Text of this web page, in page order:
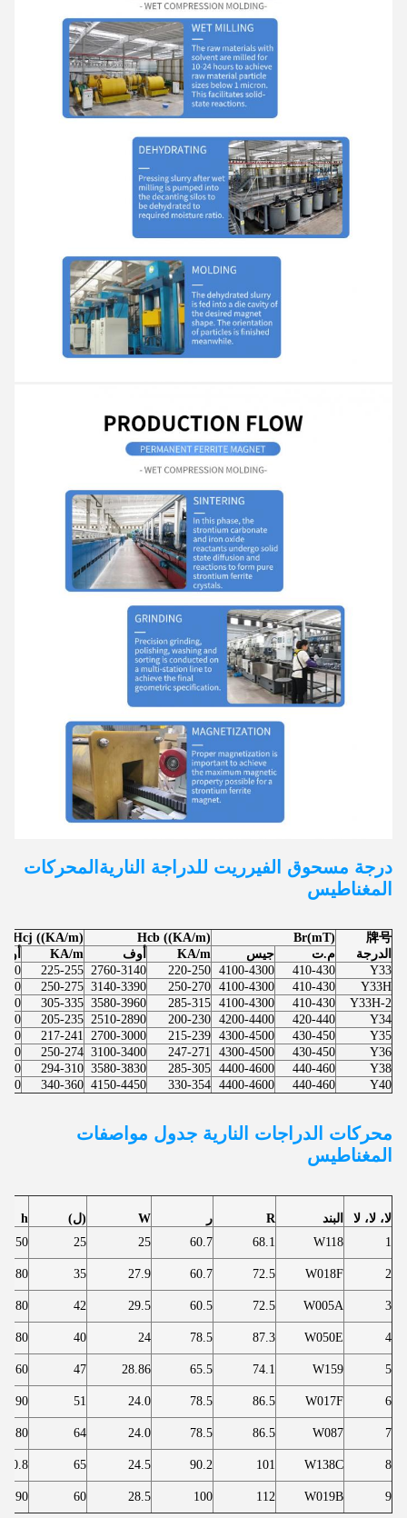
درجة مسحوق الفيرريت للدراجة النارية المحركات
المغناطيس
牌号
الدرجة
Br(mT)
Hcb ((KA/m)
Hcj ((KA/m)
م.ت
جيس KA/m أوف KA/m
Y33
410-430
4100-4300
220-250
2760-3140
225-255
Y33H
410-430
4100-4300
250-270
3140-3390
250-275
Y33H-2
410-430
4100-4300
285-315
3580-3960
305-335
Y34
420-440
4200-4400
200-230
2510-2890
205-235
Y35
430-450
4300-4500
215-239
2700-3000
217-241
Y36
430-450
4300-4500
247-271
3100-3400
250-274
Y38
440-460
4400-4600
285-305
3580-3830
294-310
Y40
440-460
4400-4600
330-354
4150-4450
340-360
محركات الدراجات النارية جدول مواصفات
المغناطيس
لا، لا، لا البند R ر W (ل)
h
1
W118
68.1
60.7
25
25
7.50
2
W018F
72.5
60.7
27.9
35
11.80
3
W005A
72.5
60.5
29.5
42
11.80
4
W050E
87.3
78.5
24
40
8.80
5
W159
74.1
65.5
28.86
47
8.60
6
W017F
86.5
78.5
24.0
51
7.90
7
W087
86.5
78.5
24.0
64
7.80
8
W138C
101
90.2
24.5
65
10.8
9
W019B
112
100
28.5
60
11.90